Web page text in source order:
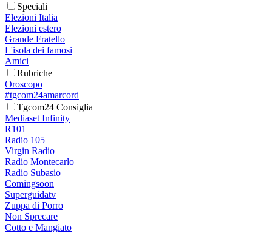
Speciali
Elezioni Italia
Elezioni estero
Grande Fratello
L'isola dei famosi
Amici
Rubriche
Oroscopo
#tgcom24amarcord
Tgcom24 Consiglia
Mediaset Infinity
R101
Radio 105
Virgin Radio
Radio Montecarlo
Radio Subasio
Comingsoon
Superguidatv
Zuppa di Porro
Non Sprecare
Cotto e Mangiato